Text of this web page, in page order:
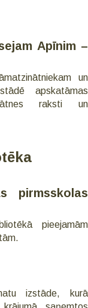
Apīnim –
un
apskatāmas
raksti un
pirmsskolas
pieejamām
izstāde, kurā